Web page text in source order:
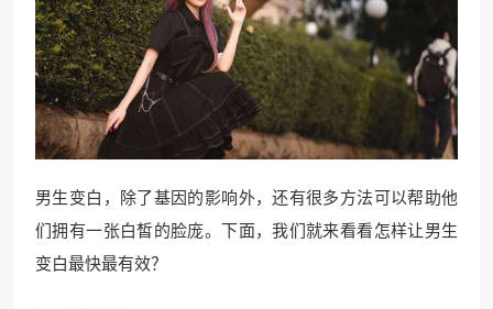
男生变白，除了基因的影响外，还有很多方法可以帮助他
们拥有一张白皙的脸庞。下面，我们就来看看怎样让男生
变白最快最有效？